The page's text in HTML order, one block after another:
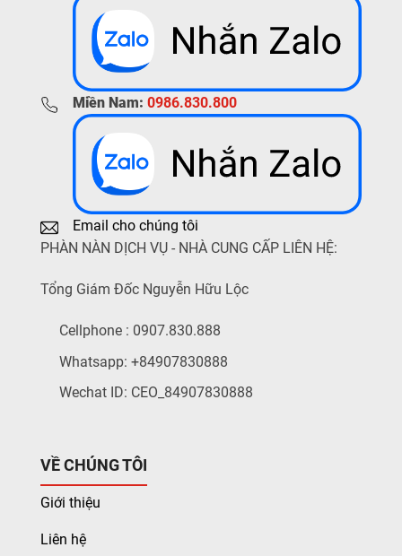
Miền Nam: 0986.830.800
Email cho chúng tôi
PHÀN NÀN DỊCH VỤ - NHÀ CUNG CẤP LIÊN HỆ:
Tổng Giám Đốc Nguyễn Hữu Lộc
Cellphone : 0907.830.888
Whatsapp: +84907830888
Wechat ID: CEO_84907830888
VỀ CHÚNG TÔI
Giới thiệu
Liên hệ